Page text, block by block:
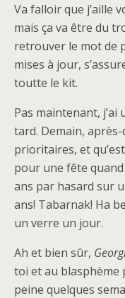
Va falloir que j’aille
mais ça va être du
retrouver le mot de
mises à jour,
toutte le kit.
Pas maintenant, j’ai
tard. Demain,
prioritaires, et
pour une fête
ans par hasard sur
ans! Tabarnak! Ha
un verre un jour.
Ah et bien sûr,
toi et au blasphème
peine quelques